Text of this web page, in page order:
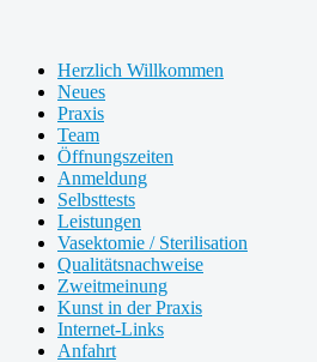
Herzlich Willkommen
Neues
Praxis
Team
Öffnungszeiten
Anmeldung
Selbsttests
Leistungen
Vasektomie / Sterilisation
Qualitätsnachweise
Zweitmeinung
Kunst in der Praxis
Internet-Links
Anfahrt